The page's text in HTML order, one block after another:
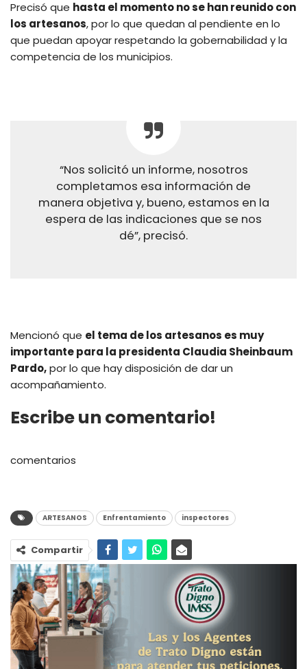
Precisó que hasta el momento no se han reunido con
los artesanos, por lo que quedan al pendiente en lo
que puedan apoyar respetando la gobernabilidad y la
competencia de los municipios.
“Nos solicitó un informe, nosotros
completamos esa información de
manera objetiva y, bueno, estamos en la
espera de las indicaciones que se nos
dé”, precisó.
Mencionó que el tema de los artesanos es muy
importante para la presidenta Claudia Sheinbaum
Pardo,por lo que hay disposición de dar un
acompañamiento.
Escribe un comentario!
comentarios
ARTESANOS Enfrentamiento inspectores
Compartir